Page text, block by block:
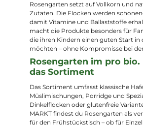
Rosengarten setzt auf Vollkorn und
Zutaten. Die Flocken werden
damit Vitamine und Ballaststoffe
macht die Produkte besonders für
die ihren Kindern einen guten Start in
möchten – ohne Kompromisse bei
Rosengarten im pro bio.
das Sortiment
Das Sortiment umfasst klassische
Müslimischungen, Porridge und
Dinkelflocken oder glutenfreie
MARKT findest du Rosengarten als
für den Frühstückstisch – ob für